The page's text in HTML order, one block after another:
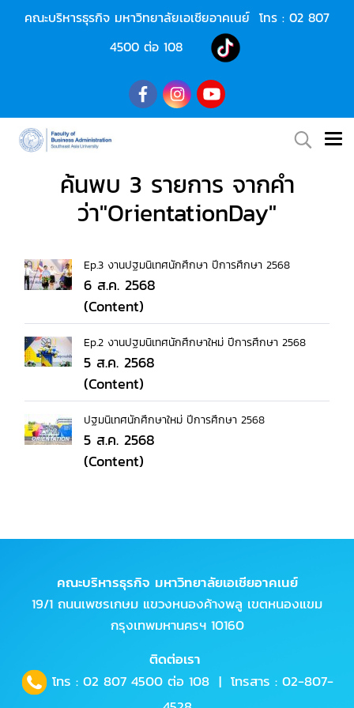
คณะบริหารธุรกิจ มหาวิทยาลัยเอเชียอาคเนย์ โทร : 02 807
4500ต่อ 108
ค้นพบ 3 รายการ จากคำ
ว่า"OrientationDay"
Ep.3 งานปฐมนิเทศนักศึกษา ปีการศึกษา 2568
6 ส.ค. 2568
(Content)
Ep.2 งานปฐมนิเทศนักศึกษาใหม่ ปีการศึกษา 2568
5 ส.ค. 2568
(Content)
ปฐมนิเทศนักศึกษาใหม่ ปีการศึกษา 2568
5 ส.ค. 2568
(Content)
คณะบริหารธุรกิจ มหาวิทยาลัยเอเชียอาคเนย์
19/1 ถนนเพชรเกษม แขวงหนองค้างพลู เขตหนองแขม
กรุงเทพมหานครฯ 10160
ติดต่อเรา
โทร : 02 807 4500ต่อ 108 | โทรสาร : 02-807-